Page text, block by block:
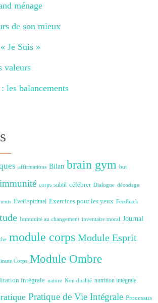
ménage
de son mieux
Je Suis »
valeurs
les balancements
affirmations Bilan brain gym but
corps subtil célébrer Dialogue décodage
Eveil spirituel Exercices pour les yeux Feedback
Immunité au changement inventaire moral Journal
module corps Module Esprit
Corps Module Ombre
intégrale nature Non dualité nutrition intégrale
Pratique de Vie Intégrale Processus